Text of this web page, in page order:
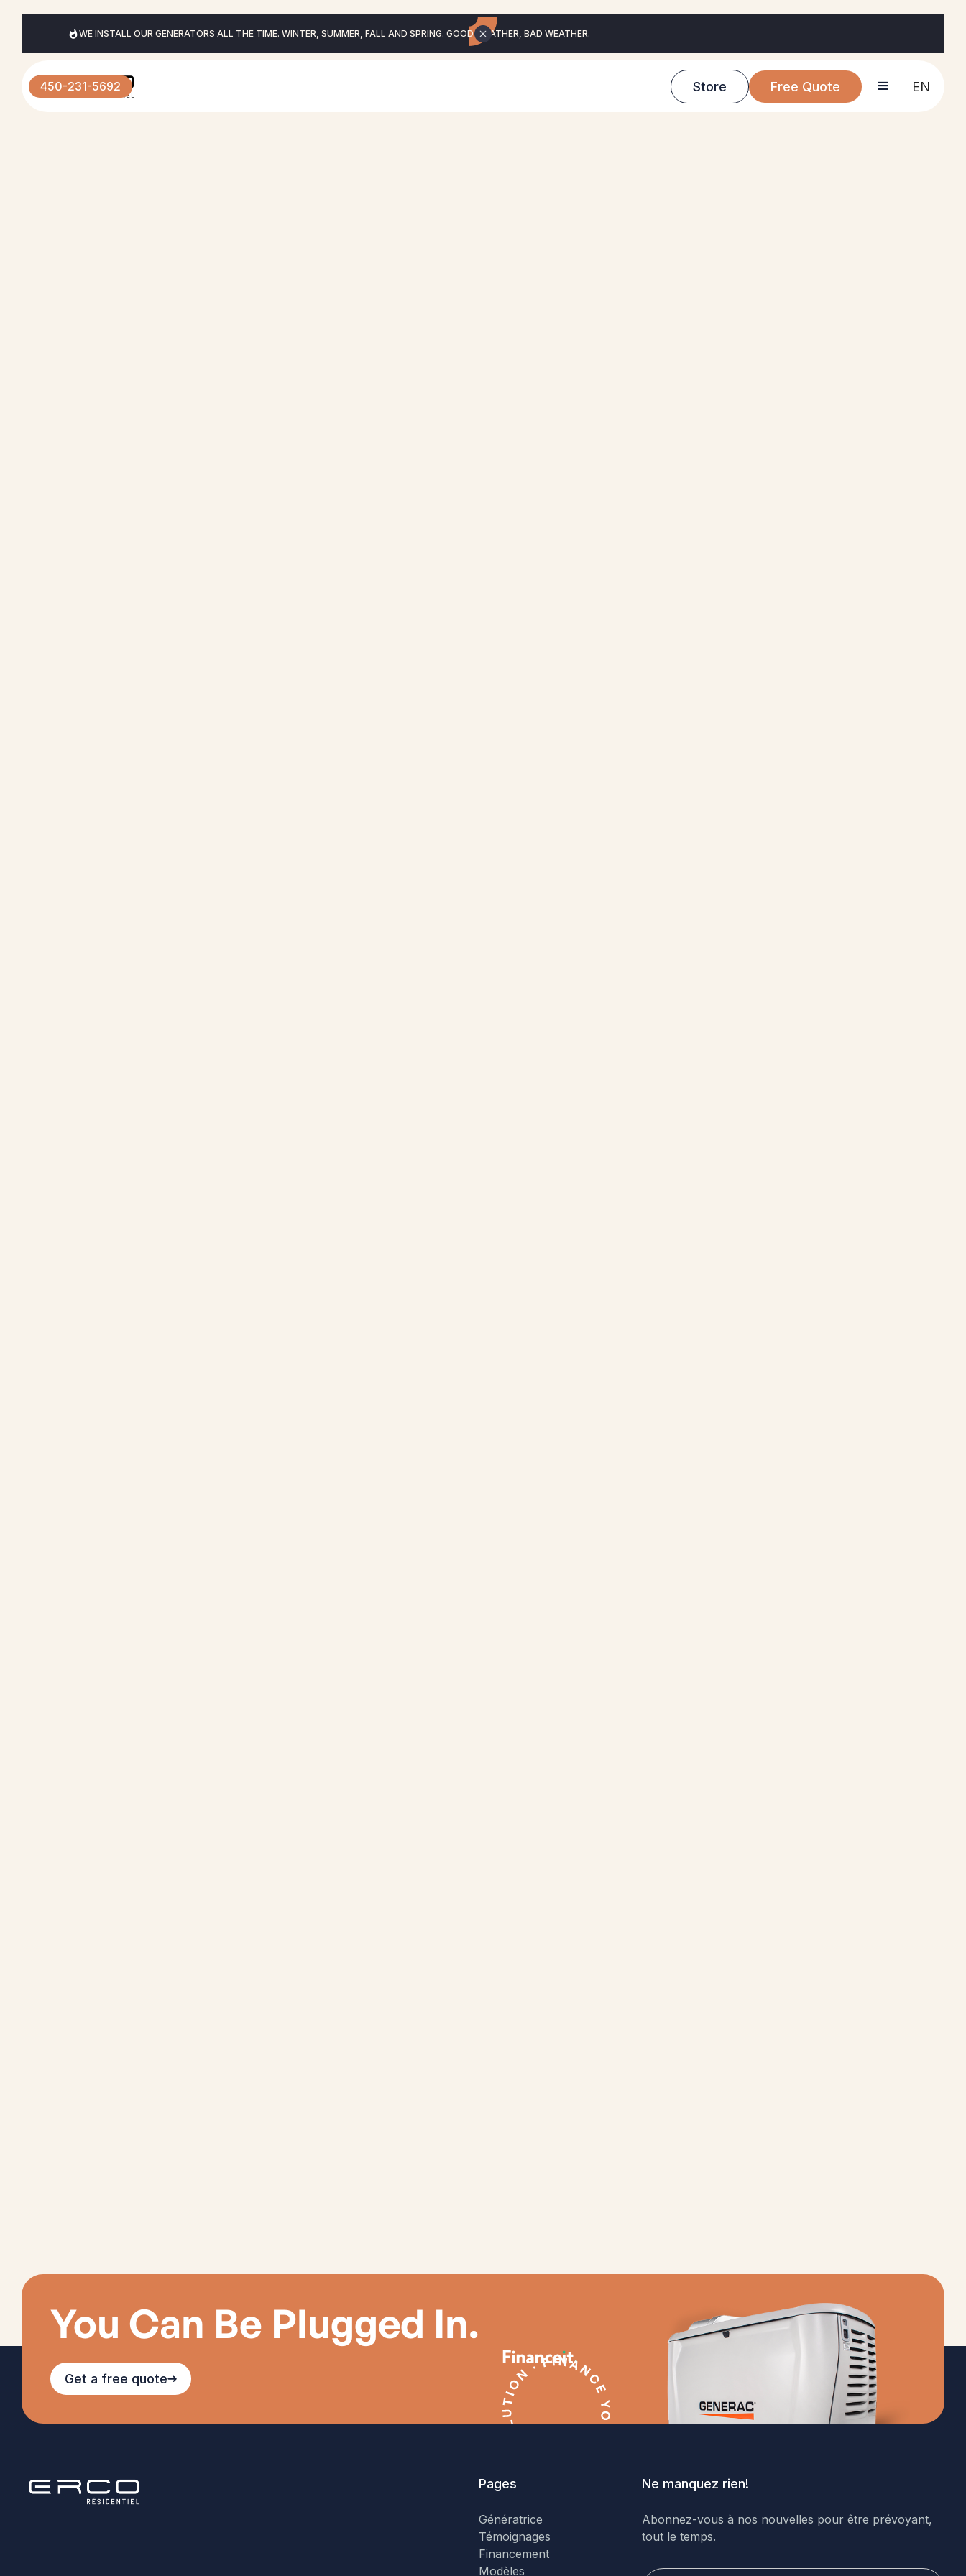
WE INSTALL OUR GENERATORS ALL THE TIME. WINTER, SUMMER, FALL AND SPRING. GOOD WEATHER, BAD WEATHER.
Store Free Quote EN
450-231-5692
You Can Be Plugged In.
Get a free quote
Pages
Génératrice
Témoignages
Financement
Modèles
Ne manquez rien!
Abonnez-vous à nos nouvelles pour être prévoyant,
tout le temps.